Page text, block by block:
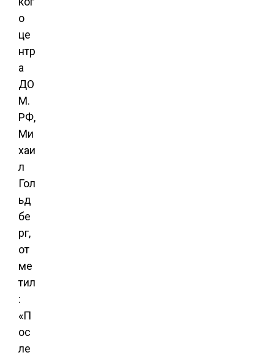
о
це
нтр
а
ДО
М.
РФ,
Ми
хаи
л
Гол
ьд
бе
рг,
от
ме
тил
:
«П
ос
ле